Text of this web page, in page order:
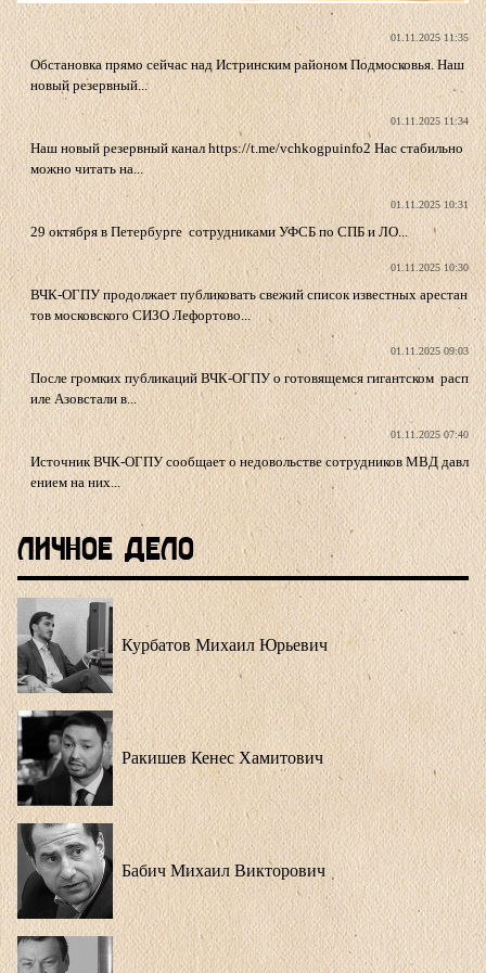
01.11.2025 11:35
Обстановка прямо сейчас над Истринским районом Подмосковья. Наш
новый резервный...
01.11.2025 11:34
Наш новый резервный канал https://t.me/vchkogpuinfo2 Нас стабильно
можно читать на...
01.11.2025 10:31
29 октября в Петербурге сотрудниками УФСБ по СПБ и ЛО...
01.11.2025 10:30
ВЧК-ОГПУ продолжает публиковать свежий список известных арестан
тов московского СИЗО Лефортово...
01.11.2025 09:03
После громких публикаций ВЧК-ОГПУ о готовящемся гигантском расп
иле Азовстали в...
01.11.2025 07:40
Источник ВЧК-ОГПУ сообщает о недовольстве сотрудников МВД давл
ением на них...
Личное Дело
Курбатов Михаил Юрьевич
Ракишев Кенес Хамитович
Бабич Михаил Викторович